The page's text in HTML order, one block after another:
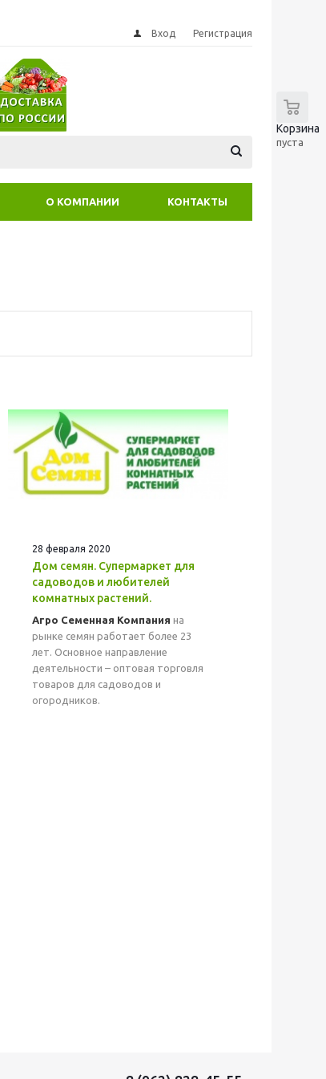
Вход Регистрация
Корзина
пуста
О КОМПАНИИ КОНТАКТЫ
28 февраля 2020
Дом семян. Супермаркет для
садоводов и любителей
комнатных растений.
Агро Семенная Компания на
рынке семян работает более 23
лет. Основное направление
деятельности – оптовая торговля
товаров для садоводов и
огородников.